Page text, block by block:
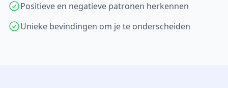
Positieve en negatieve patronen herkennen
Unieke bevindingen om je te onderscheiden